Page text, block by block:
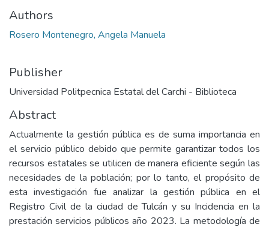
Authors
Rosero Montenegro, Angela Manuela
Publisher
Universidad Politpecnica Estatal del Carchi - Biblioteca
Abstract
Actualmente la gestión pública es de suma importancia en
el servicio público debido que permite garantizar todos los
recursos estatales se utilicen de manera eficiente según las
necesidades de la población; por lo tanto, el propósito de
esta investigación fue analizar la gestión pública en el
Registro Civil de la ciudad de Tulcán y su Incidencia en la
prestación servicios públicos año 2023. La metodología de